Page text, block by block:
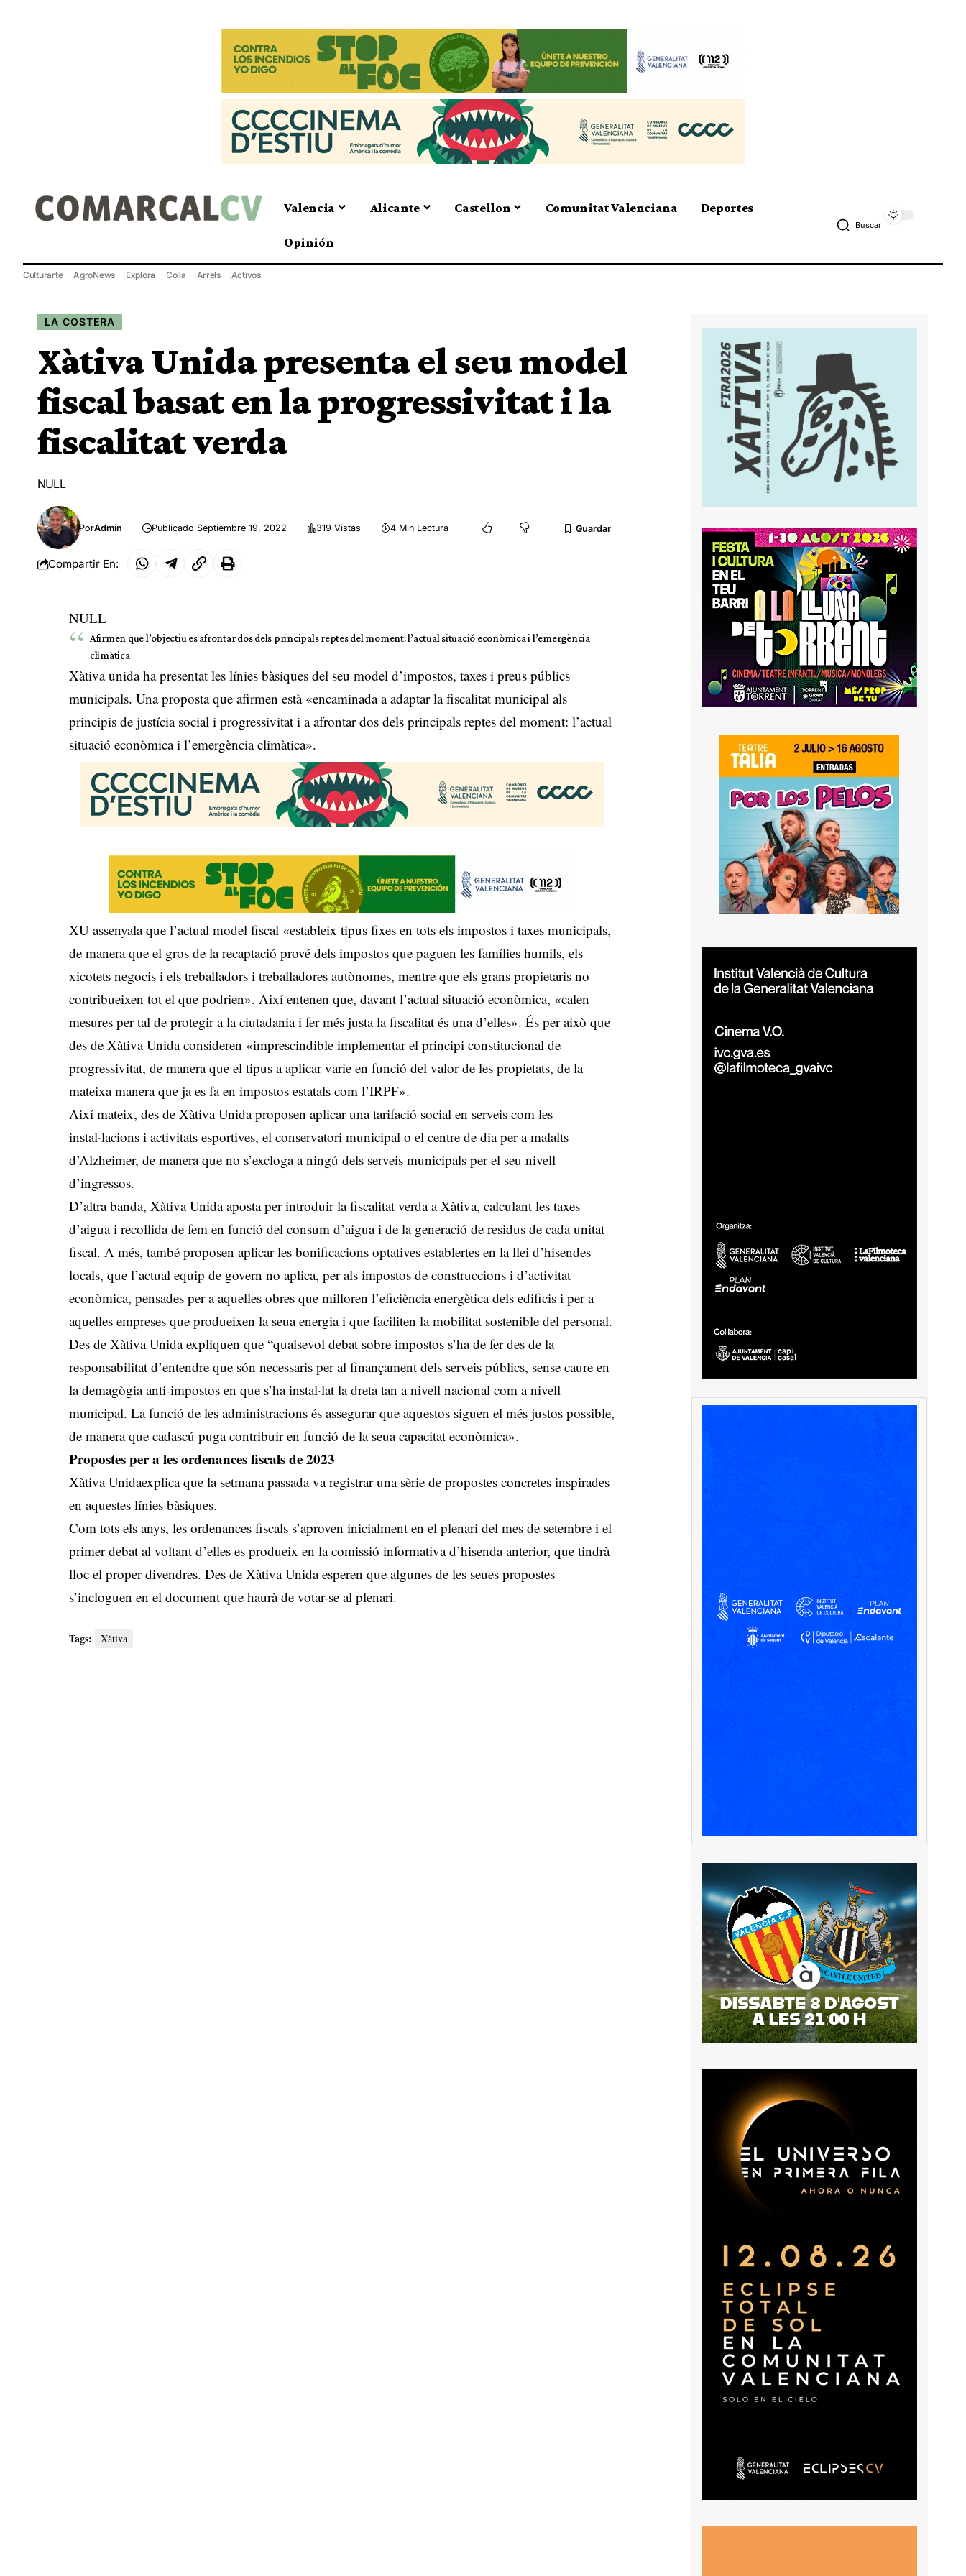
Valencia Alicante Castellon Comunitat Valenciana Deportes
Opinión
Buscar
Culturarte AgroNews Explora Colla Arrels Activos
LA COSTERA
Xàtiva Unida presenta el seu model
fiscal basat en la progressivitat i la
fiscalitat verda
NULL
PorAdmin Publicado Septiembre 19, 2022 319 Vistas 4 Min Lectura
Compartir En:
NULL
Afirmen que l’objectiu es afrontar dos dels principals reptes del moment: l’actual situació econòmica i l’emergència
climàtica
Xàtiva unida ha presentat les línies bàsiques del seu model d’impostos, taxes i preus públics
municipals. Una proposta que afirmen està «encaminada a adaptar la fiscalitat municipal als
principis de justícia social i progressivitat i a afrontar dos dels principals reptes del moment: l’actual
situació econòmica i l’emergència climàtica».
XU assenyala que l’actual model fiscal «estableix tipus fixes en tots els impostos i taxes municipals,
de manera que el gros de la recaptació prové dels impostos que paguen les famílies humils, els
xicotets negocis i els treballadors i treballadores autònomes, mentre que els grans propietaris no
contribueixen tot el que podrien». Així entenen que, davant l’actual situació econòmica, «calen
mesures per tal de protegir a la ciutadania i fer més justa la fiscalitat és una d’elles». És per això que
des de Xàtiva Unida consideren «imprescindible implementar el principi constitucional de
progressivitat, de manera que el tipus a aplicar varie en funció del valor de les propietats, de la
mateixa manera que ja es fa en impostos estatals com l’IRPF».
Així mateix, des de Xàtiva Unida proposen aplicar una tarifació social en serveis com les
instal·lacions i activitats esportives, el conservatori municipal o el centre de dia per a malalts
d’Alzheimer, de manera que no s’excloga a ningú dels serveis municipals per el seu nivell
d’ingressos.
D’altra banda, Xàtiva Unida aposta per introduir la fiscalitat verda a Xàtiva, calculant les taxes
d’aigua i recollida de fem en funció del consum d’aigua i de la generació de residus de cada unitat
fiscal. A més, també proposen aplicar les bonificacions optatives establertes en la llei d’hisendes
locals, que l’actual equip de govern no aplica, per als impostos de construccions i d’activitat
econòmica, pensades per a aquelles obres que milloren l’eficiència energètica dels edificis i per a
aquelles empreses que produeixen la seua energia i que faciliten la mobilitat sostenible del personal.
Des de Xàtiva Unida expliquen que “qualsevol debat sobre impostos s’ha de fer des de la
responsabilitat d’entendre que són necessaris per al finançament dels serveis públics, sense caure en
la demagògia anti-impostos en que s’ha instal·lat la dreta tan a nivell nacional com a nivell
municipal. La funció de les administracions és assegurar que aquestos siguen el més justos possible,
de manera que cadascú puga contribuir en funció de la seua capacitat econòmica».
Propostes per a les ordenances fiscals de 2023
Xàtiva Unidaexplica que la setmana passada va registrar una sèrie de propostes concretes inspirades
en aquestes línies bàsiques.
Com tots els anys, les ordenances fiscals s’aproven inicialment en el plenari del mes de setembre i el
primer debat al voltant d’elles es produeix en la comissió informativa d’hisenda anterior, que tindrà
lloc el proper divendres. Des de Xàtiva Unida esperen que algunes de les seues propostes
s’incloguen en el document que haurà de votar-se al plenari.
Tags: Xàtiva